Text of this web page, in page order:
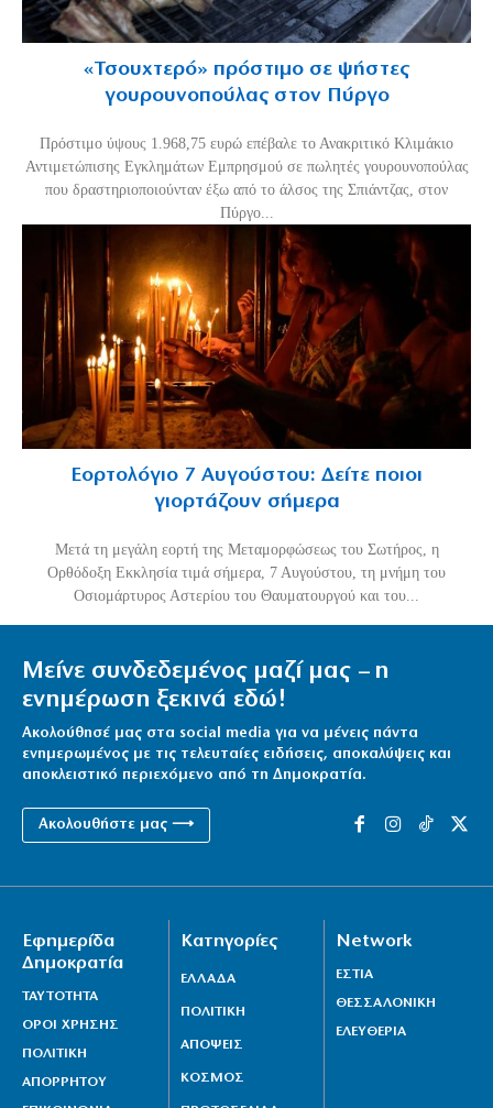
«Τσουχτερό» πρόστιμο σε ψήστες
γουρουνοπούλας στον Πύργο
Πρόστιμο ύψους 1.968,75 ευρώ επέβαλε το Ανακριτικό Κλιμάκιο
Αντιμετώπισης Εγκλημάτων Εμπρησμού σε πωλητές γουρουνοπούλας
που δραστηριοποιούνταν έξω από το άλσος της Σπιάντζας, στον
Πύργο...
Εορτολόγιο 7 Αυγούστου: Δείτε ποιοι
γιορτάζουν σήμερα
Μετά τη μεγάλη εορτή της Μεταμορφώσεως του Σωτήρος, η
Ορθόδοξη Εκκλησία τιμά σήμερα, 7 Αυγούστου, τη μνήμη του
Οσιομάρτυρος Αστερίου του Θαυματουργού και του...
Μείνε συνδεδεμένος μαζί μας – η
ενημέρωση ξεκινά εδώ!
Ακολούθησέ μας στα social media για να μένεις πάντα
ενημερωμένος με τις τελευταίες ειδήσεις, αποκαλύψεις και
αποκλειστικό περιεχόμενο από τη Δημοκρατία.
Ακολουθήστε μας ⟶
Εφημερίδα
Δημοκρατία
ΤΑΥΤΟΤΗΤΑ
ΟΡΟΙ ΧΡΗΣΗΣ
ΠΟΛΙΤΙΚΗ
ΑΠΟΡΡΗΤΟΥ
Κατηγορίες
ΕΛΛΑΔΑ
ΠΟΛΙΤΙΚΗ
ΑΠΟΨΕΙΣ
ΚΟΣΜΟΣ
Network
ΕΣΤΙΑ
ΘΕΣΣΑΛΟΝΙΚΗ
ΕΛΕΥΘΕΡΙΑ